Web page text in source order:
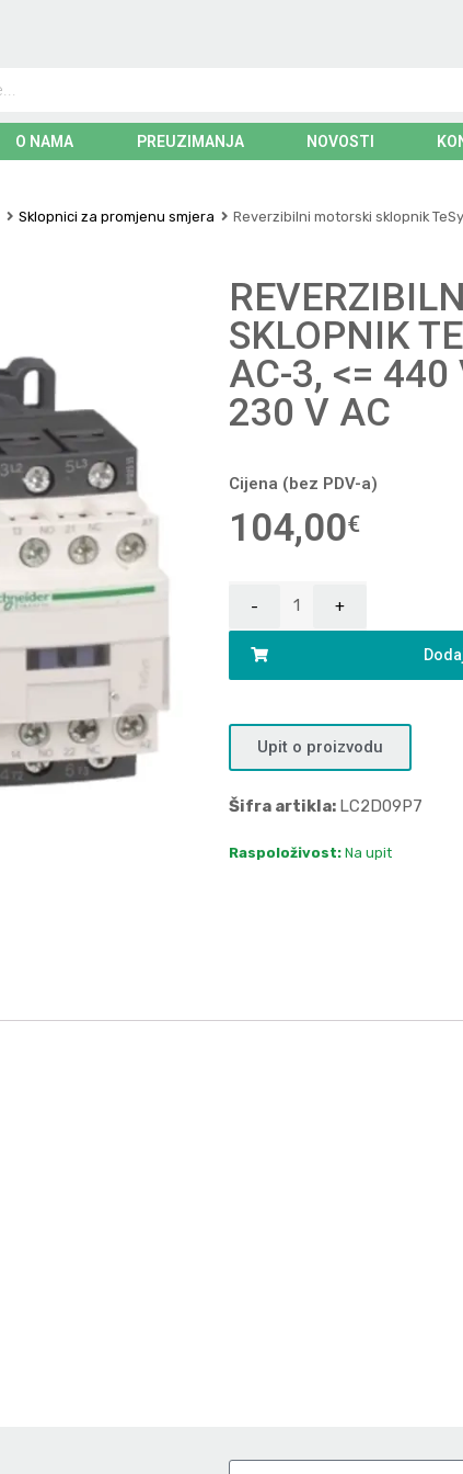
O NAMA PREUZIMANJA NOVOSTI
Sklopnici za promjenu smjera Reverzibilni motorski sklopnik
SKLOPNIK
AC-3, <=
230 V AC
Cijena (bez PDV-a)
104,00€
Upit o proizvodu
Šifra artikla: LC2D09P7
Raspoloživost: Na upit